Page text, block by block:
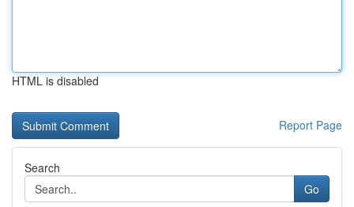
HTML is disabled
Report Page
Search
Go